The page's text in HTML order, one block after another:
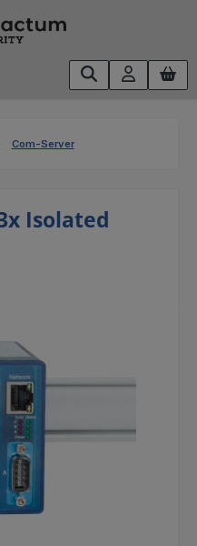
Com-Server
Isolated